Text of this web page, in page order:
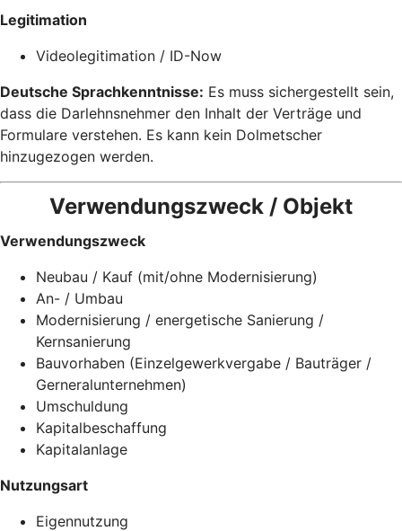
Legitimation
Videolegitimation / ID-Now
Deutsche Sprachkenntnisse: Es muss sichergestellt sein,
dass die Darlehnsnehmer den Inhalt der Verträge und
Formulare verstehen. Es kann kein Dolmetscher
hinzugezogen werden.
Verwendungszweck / Objekt
Verwendungszweck
Neubau / Kauf (mit/ohne Modernisierung)
An- / Umbau
Modernisierung / energetische Sanierung /
Kernsanierung
Bauvorhaben (Einzelgewerkvergabe / Bauträger /
Gerneralunternehmen)
Umschuldung
Kapitalbeschaffung
Kapitalanlage
Nutzungsart
Eigennutzung